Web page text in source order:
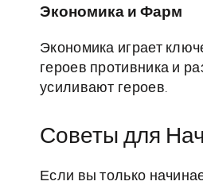
Экономика и Фарм
Экономика играет
героев противника и
усиливают героев.
Советы для
Если вы только